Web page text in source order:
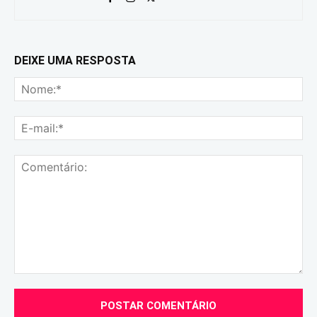
DEIXE UMA RESPOSTA